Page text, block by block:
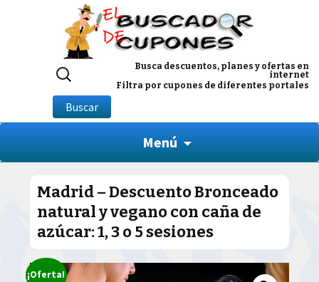
Busca descuentos, planes y ofertas en
internet
Filtra por cupones de diferentes portales
Buscar
por:
Buscar
Menú
Madrid – Descuento Bronceado
natural y vegano con caña de
azúcar: 1, 3 o 5 sesiones
¡Oferta!